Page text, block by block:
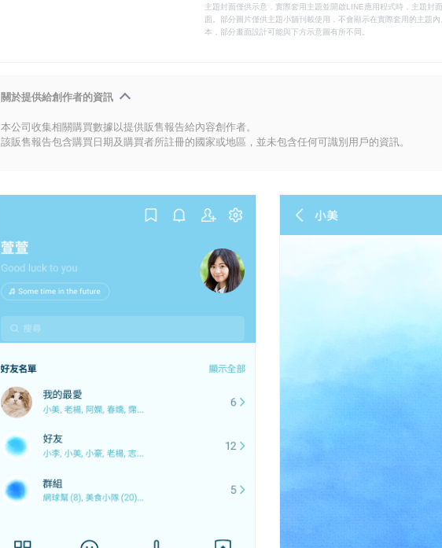
主題封面僅供示意，實際套用主題並開啟LINE應用程式時，主題封
面。部分圖片僅供主題小舖刊載使用，不會顯示在實際套用的主題
本，部分畫面設計可能與下方示意圖有所不同。
關於提供給創作者的資訊
本公司收集相關購買數據以提供販售報告給內容創作者。
該販售報告包含購買日期及購買者所註冊的國家或地區，並未包含任何可識別用戶的資訊。